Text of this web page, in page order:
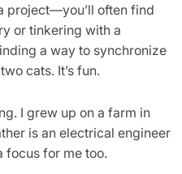
project—you’ll often find
or tinkering with a
a way to synchronize
cats. It’s fun.
I grew up on a farm in
is an electrical engineer
focus for me too.